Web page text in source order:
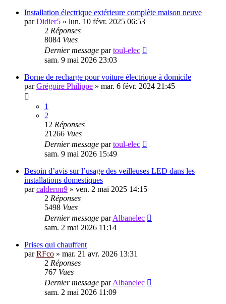
Installation électrique extérieure complète maison neuve
parDidier5 » lun. 10 févr. 2025 06:53
2 Réponses
8084 Vues
Dernier message partoul-elec
sam. 9 mai 2026 23:03
Borne de recharge pour voiture électrique à domicile
parGrégoire Philippe » mar. 6 févr. 2024 21:45
1
2
12 Réponses
21266 Vues
Dernier message partoul-elec
sam. 9 mai 2026 15:49
Besoin d’avis sur l’usage des veilleuses LED dans les
installations domestiques
parcalderon9 » ven. 2 mai 2025 14:15
2 Réponses
5498 Vues
Dernier message parAlbanelec
sam. 2 mai 2026 11:14
Prises qui chauffent
parRFco » mar. 21 avr. 2026 13:31
2 Réponses
767 Vues
Dernier message parAlbanelec
sam. 2 mai 2026 11:09